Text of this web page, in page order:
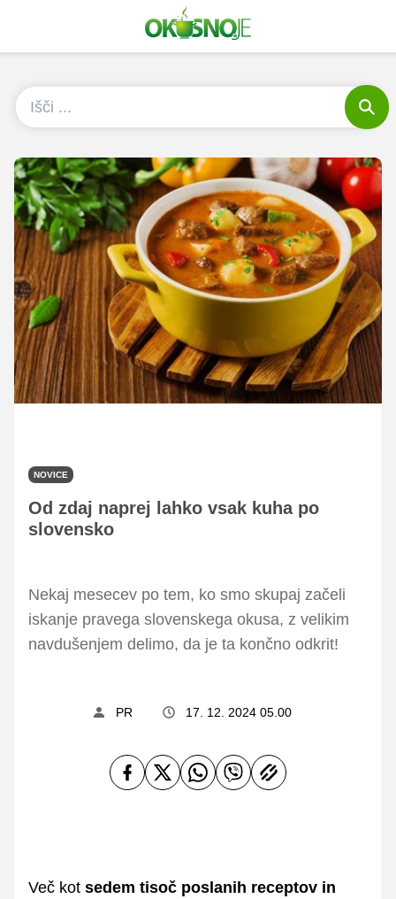
NOVICE
Od zdaj naprej lahko vsak kuha po
slovensko
Nekaj mesecev po tem, ko smo skupaj začeli
iskanje pravega slovenskega okusa, z velikim
navdušenjem delimo, da je ta končno odkrit!
PR 17. 12. 2024 05.00
Več kot sedem tisoč poslanih receptov in